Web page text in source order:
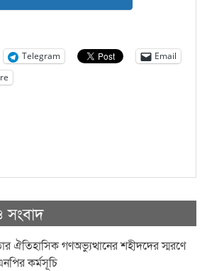
Telegram
Email
সংবাদ
ঐতিহাসিক গণঅভ্যুত্থানের শহীদদের স্মরণে
কর্মসূচি